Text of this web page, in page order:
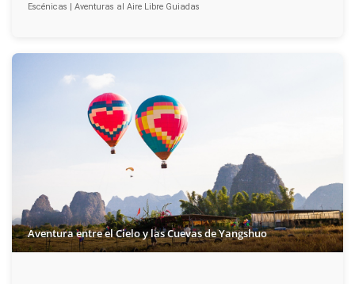
Escénicas | Aventuras al Aire Libre Guiadas
Aventura entre el Cielo y las Cuevas de Yangshuo